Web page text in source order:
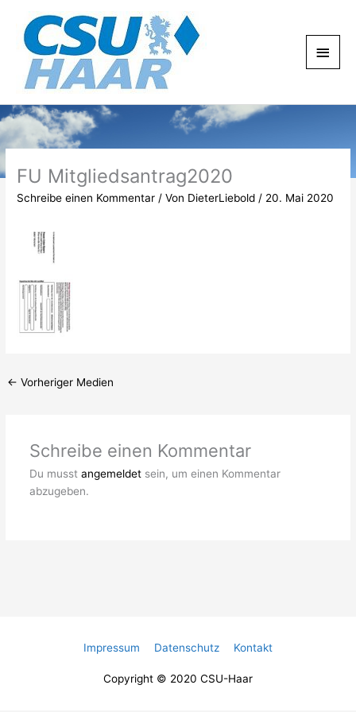
Inhalt
springen
FU Mitgliedsantrag2020
Schreibe einen Kommentar / Von DieterLiebold/ 20. Mai 2020
← Vorheriger Medien
Schreibe einen Kommentar
Du musst angemeldetsein, um einen Kommentar
abzugeben.
Impressum Datenschutz Kontakt
Copyright © 2020 CSU-Haar